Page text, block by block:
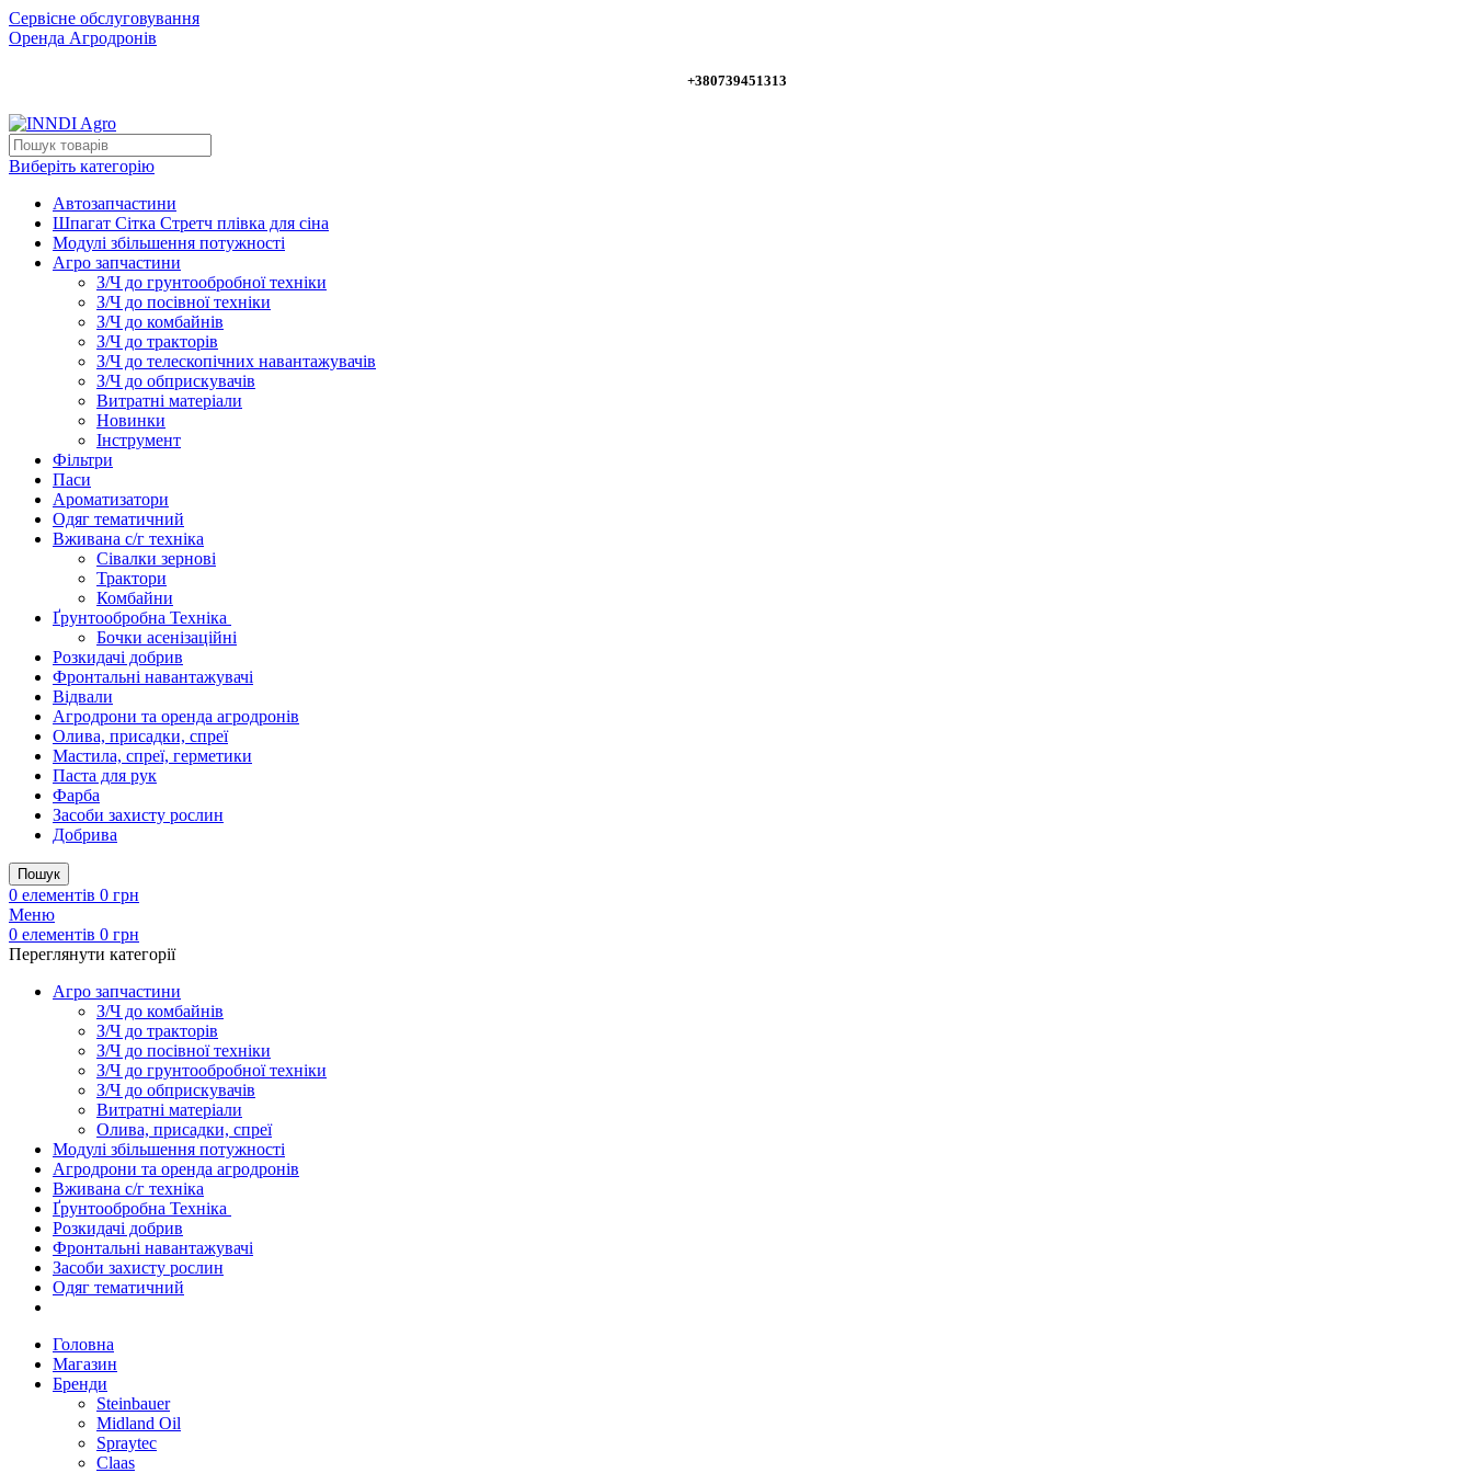
Сервісне обслуговування
Оренда Агродронів
+380739451313
Виберіть категорію
Автозапчастини
Шпагат Сітка Стретч плівка для сіна
Модулі збільшення потужності
Агро запчастини
З/Ч до грунтообробної техніки
З/Ч до посівної техніки
З/Ч до комбайнів
З/Ч до тракторів
З/Ч до телескопічних навантажувачів
З/Ч до обприскувачів
Витратні матеріали
Новинки
Інструмент
Фільтри
Паси
Ароматизатори
Одяг тематичний
Вживана с/г техніка
Сівалки зернові
Трактори
Комбайни
Ґрунтообробна Техніка
Бочки асенізаційні
Розкидачі добрив
Фронтальні навантажувачі
Відвали
Агродрони та оренда агродронів
Олива, присадки, спреї
Мастила, спреї, герметики
Паста для рук
Фарба
Засоби захисту рослин
Добрива
Пошук
0 елементів 0 грн
Меню
0 елементів 0 грн
Переглянути категорії
Агро запчастини
З/Ч до комбайнів
З/Ч до тракторів
З/Ч до посівної техніки
З/Ч до грунтообробної техніки
З/Ч до обприскувачів
Витратні матеріали
Олива, присадки, спреї
Модулі збільшення потужності
Агродрони та оренда агродронів
Вживана с/г техніка
Ґрунтообробна Техніка
Розкидачі добрив
Фронтальні навантажувачі
Засоби захисту рослин
Одяг тематичний
Головна
Магазин
Бренди
Steinbauer
Midland Oil
Spraytec
Claas